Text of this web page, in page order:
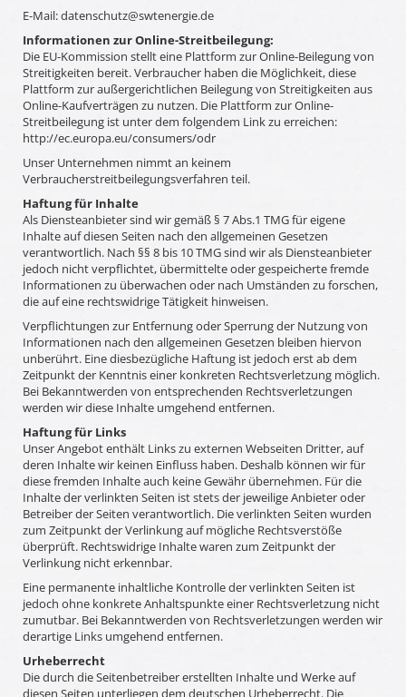
E-Mail: datenschutz@swtenergie.de
Informationen zur Online-Streitbeilegung:
Die EU-Kommission stellt eine Plattform zur Online-Beilegung von
Streitigkeiten bereit. Verbraucher haben die Möglichkeit, diese
Plattform zur außergerichtlichen Beilegung von Streitigkeiten aus
Online-Kaufverträgen zu nutzen. Die Plattform zur Online-
Streitbeilegung ist unter dem folgendem Link zu erreichen:
http://ec.europa.eu/consumers/odr
Unser Unternehmen nimmt an keinem
Verbraucherstreitbeilegungsverfahren teil.
Haftung für Inhalte
Als Diensteanbieter sind wir gemäß § 7 Abs.1 TMG für eigene
Inhalte auf diesen Seiten nach den allgemeinen Gesetzen
verantwortlich. Nach §§ 8 bis 10 TMG sind wir als Diensteanbieter
jedoch nicht verpflichtet, übermittelte oder gespeicherte fremde
Informationen zu überwachen oder nach Umständen zu forschen,
die auf eine rechtswidrige Tätigkeit hinweisen.
Verpflichtungen zur Entfernung oder Sperrung der Nutzung von
Informationen nach den allgemeinen Gesetzen bleiben hiervon
unberührt. Eine diesbezügliche Haftung ist jedoch erst ab dem
Zeitpunkt der Kenntnis einer konkreten Rechtsverletzung möglich.
Bei Bekanntwerden von entsprechenden Rechtsverletzungen
werden wir diese Inhalte umgehend entfernen.
Haftung für Links
Unser Angebot enthält Links zu externen Webseiten Dritter, auf
deren Inhalte wir keinen Einfluss haben. Deshalb können wir für
diese fremden Inhalte auch keine Gewähr übernehmen. Für die
Inhalte der verlinkten Seiten ist stets der jeweilige Anbieter oder
Betreiber der Seiten verantwortlich. Die verlinkten Seiten wurden
zum Zeitpunkt der Verlinkung auf mögliche Rechtsverstöße
überprüft. Rechtswidrige Inhalte waren zum Zeitpunkt der
Verlinkung nicht erkennbar.
Eine permanente inhaltliche Kontrolle der verlinkten Seiten ist
jedoch ohne konkrete Anhaltspunkte einer Rechtsverletzung nicht
zumutbar. Bei Bekanntwerden von Rechtsverletzungen werden wir
derartige Links umgehend entfernen.
Urheberrecht
Die durch die Seitenbetreiber erstellten Inhalte und Werke auf
diesen Seiten unterliegen dem deutschen Urheberrecht. Die